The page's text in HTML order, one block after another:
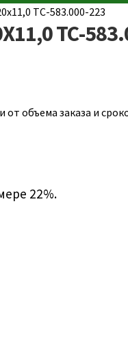
ТС-583.000-223
ТС-
объема заказа и
22%.